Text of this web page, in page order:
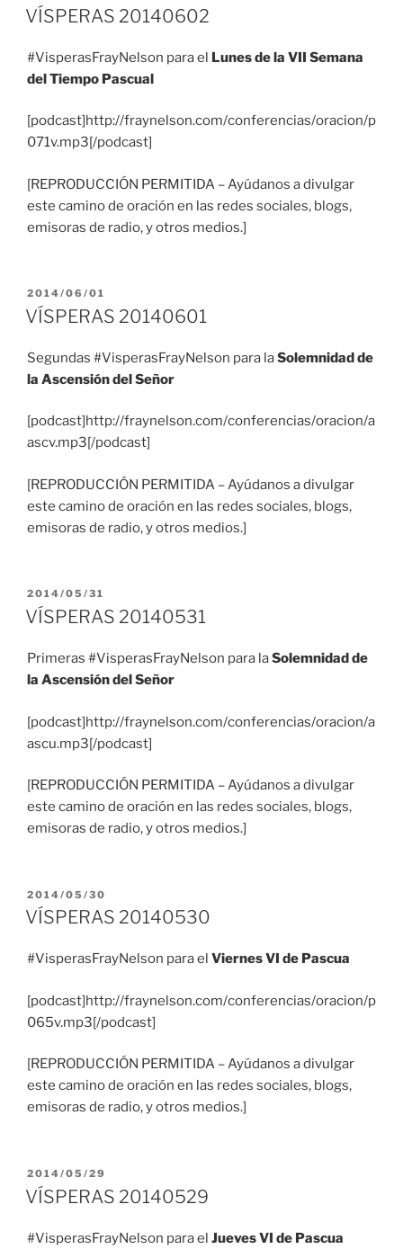
EL
VÍSPERAS 20140602
#VisperasFrayNelson para el Lunes de la VII Semana
del Tiempo Pascual
[podcast]http://fraynelson.com/conferencias/oracion/p
071v.mp3[/podcast]
[REPRODUCCIÓN PERMITIDA – Ayúdanos a divulgar
este camino de oración en las redes sociales, blogs,
emisoras de radio, y otros medios.]
PUBLICADO
EL
2014/06/01
VÍSPERAS 20140601
Segundas #VisperasFrayNelson para laSolemnidad de
la Ascensión del Señor
[podcast]http://fraynelson.com/conferencias/oracion/a
ascv.mp3[/podcast]
[REPRODUCCIÓN PERMITIDA – Ayúdanos a divulgar
este camino de oración en las redes sociales, blogs,
emisoras de radio, y otros medios.]
PUBLICADO
EL
2014/05/31
VÍSPERAS 20140531
Primeras #VisperasFrayNelson para laSolemnidad de
la Ascensión del Señor
[podcast]http://fraynelson.com/conferencias/oracion/a
ascu.mp3[/podcast]
[REPRODUCCIÓN PERMITIDA – Ayúdanos a divulgar
este camino de oración en las redes sociales, blogs,
emisoras de radio, y otros medios.]
PUBLICADO
EL
2014/05/30
VÍSPERAS 20140530
#VisperasFrayNelson para el Viernes VI de Pascua
[podcast]http://fraynelson.com/conferencias/oracion/p
065v.mp3[/podcast]
[REPRODUCCIÓN PERMITIDA – Ayúdanos a divulgar
este camino de oración en las redes sociales, blogs,
emisoras de radio, y otros medios.]
PUBLICADO
EL
2014/05/29
VÍSPERAS 20140529
#VisperasFrayNelson para el Jueves VI de Pascua